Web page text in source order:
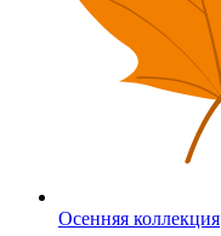
Осенняя коллекция